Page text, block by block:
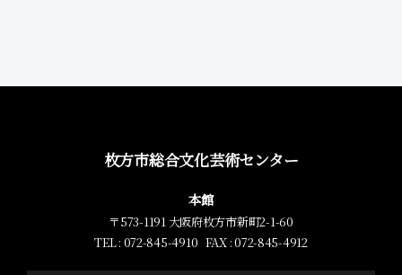
枚方市総合文化芸術センター
本館
〒573-1191 大阪府枚方市新町2-1-60
TEL : 072-845-4910 FAX : 072-845-4912